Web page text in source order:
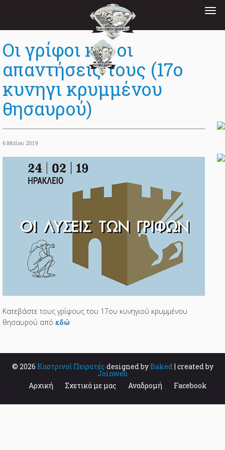
Οι γρίφοι και οι
απαντήσεις τους (17ο
κυνηγι κρυμμένου
θησαυρού)
6 Μαΐου 2019
Κατεβάστε τους γρίφους του 17ου κυνηγιού κρυμμένου
θησαυρού από εδώ
© 2026 Καστρινοί Πειρατές designed byBaked| created by
Joinweb
Αρχική
Σχετικά με μας Αναδρομή Facebook